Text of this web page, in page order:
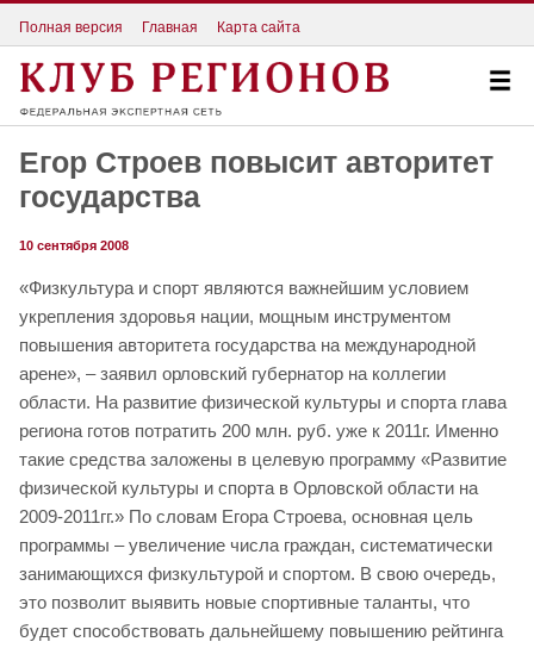
Полная версия Главная Карта сайта
Егор Строев повысит авторитет
государства
10 сентября 2008
«Физкультура и спорт являются важнейшим условием
укрепления здоровья нации, мощным инструментом
повышения авторитета государства на международной
арене», – заявил орловский губернатор на коллегии
области. На развитие физической культуры и спорта глава
региона готов потратить 200 млн. руб. уже к 2011г. Именно
такие средства заложены в целевую программу «Развитие
физической культуры и спорта в Орловской области на
2009-2011гг.» По словам Егора Строева, основная цель
программы – увеличение числа граждан, систематически
занимающихся физкультурой и спортом. В свою очередь,
это позволит выявить новые спортивные таланты, что
будет способствовать дальнейшему повышению рейтинга